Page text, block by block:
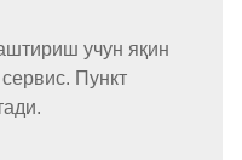
учун яқин
Пункт